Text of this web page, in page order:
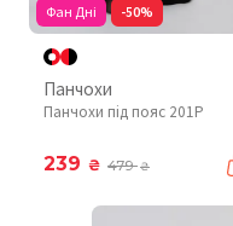
Фан Дні -50%
Панчохи
Панчохи під пояс 201P
239 ₴ 479₴